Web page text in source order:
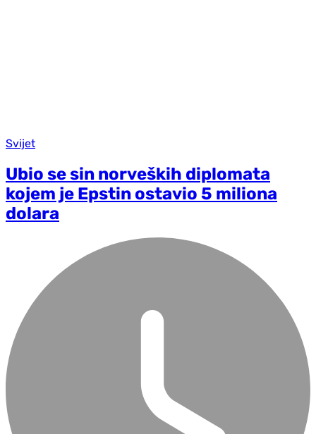
Svijet
Ubio se sin norveških diplomata
kojem je Epstin ostavio 5 miliona
dolara